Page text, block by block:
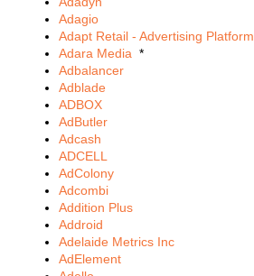
Adagio
Adapt Retail - Advertising Platform
Adara Media *
Adbalancer
Adblade
ADBOX
AdButler
Adcash
ADCELL
AdColony
Adcombi
Addition Plus
Addroid
Adelaide Metrics Inc
AdElement